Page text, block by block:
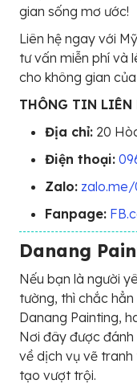
gian sống mơ ước!
Liên hệ ngay với
tư vấn miễn phí và
cho không gian
THÔNG TIN LIÊN
Địa chỉ: 20
Điện thoại:
Zalo: zalo.me/
Fanpage:
Danang
Nếu bạn là người
tường, thì chắc
Danang Painting,
Nơi đây được
về dịch vụ vẽ
tạo vượt trội.